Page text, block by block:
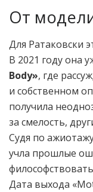
От
Для Ратаковски
В 2021 году она
Body», где
и собственном
получила
за смелость,
Судя по
учла прошлые
Дата выхода